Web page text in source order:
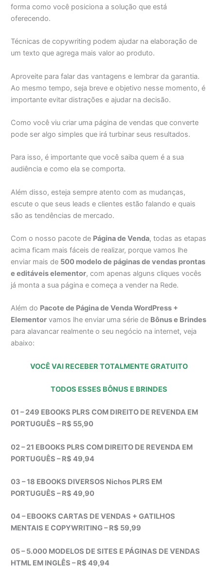
forma como você posiciona a solução que está
oferecendo.
Técnicas de copywriting podem ajudar na elaboração de
um texto que agrega mais valor ao produto.
Aproveite para falar das vantagens e lembrar da garantia.
Ao mesmo tempo, seja breve e objetivo nesse momento, é
importante evitar distrações e ajudar na decisão.
Como você viu criar uma página de vendas que converte
pode ser algo simples que irá turbinar seus resultados.
Para isso, é importante que você saiba quem é a sua
audiência e como ela se comporta.
Além disso, esteja sempre atento com as mudanças,
escute o que seus leads e clientes estão falando e quais
são as tendências de mercado.
Com o nosso pacote de Página de Venda, todas as etapas
acima ficam mais fáceis de realizar, porque vamos lhe
enviar mais de 500 modelo de páginas de vendas prontas
e editáveis elementor, com apenas alguns cliques vocês
já monta a sua página e começa a vender na Rede.
Além do Pacote de Página de Venda WordPress +
Elementor vamos lhe enviar uma série de Bônus e Brindes
para alavancar realmente o seu negócio na internet, veja
abaixo:
VOCÊ VAI RECEBER TOTALMENTE GRATUITO
TODOS ESSES BÔNUS E BRINDES
01 – 249 EBOOKS PLRS COM DIREITO DE REVENDA EM
PORTUGUÊS – R$ 55,90
02 – 21 EBOOKS PLRS COM DIREITO DE REVENDA EM
PORTUGUÊS – R$ 49,94
03 – 18 EBOOKS DIVERSOS Nichos PLRS EM
PORTUGUÊS – R$ 49,90
04 – EBOOKS CARTAS DE VENDAS + GATILHOS
MENTAIS E COPYWRITING – R$ 59,99
05 – 5.000 MODELOS DE SITES E PÁGINAS DE VENDAS
HTML EM INGLÊS – R$ 49,94